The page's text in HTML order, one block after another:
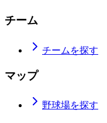
チーム
チームを探す
マップ
野球場を探す